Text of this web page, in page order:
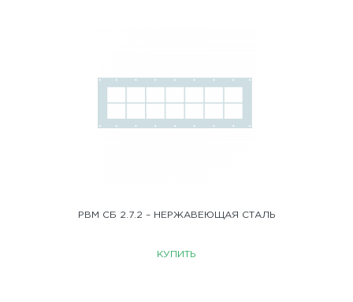
РВМ СБ 2.7.2 – НЕРЖАВЕЮЩАЯ СТАЛЬ
КУПИТЬ